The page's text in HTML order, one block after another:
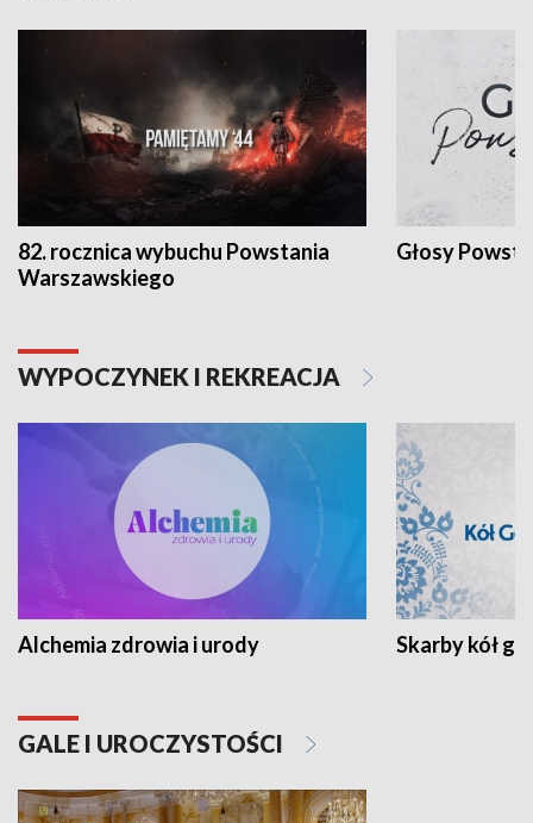
82. rocznica wybuchu Powstania
Warszawskiego
Głosy
WYPOCZYNEK I REKREACJA
Alchemia zdrowia i urody Skarby kół
GALE I UROCZYSTOŚCI